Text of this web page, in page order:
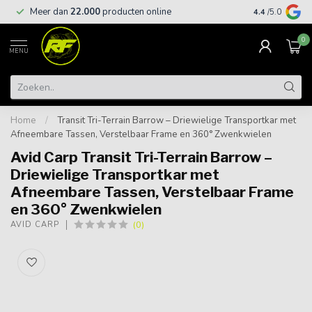
Meer dan 22.000producten online Gratis
4.4 /5.0
MENU
0
Home /
Transit Tri-Terrain Barrow – Driewielige Transportkar met
Afneembare Tassen, Verstelbaar Frame en 360° Zwenkwielen
Avid Carp Transit Tri-Terrain Barrow –
Driewielige Transportkar met
Afneembare Tassen, Verstelbaar Frame
en 360° Zwenkwielen
AVID CARP (0)